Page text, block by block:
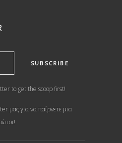
to get the scoop first!
μας για να παίρνετε μια